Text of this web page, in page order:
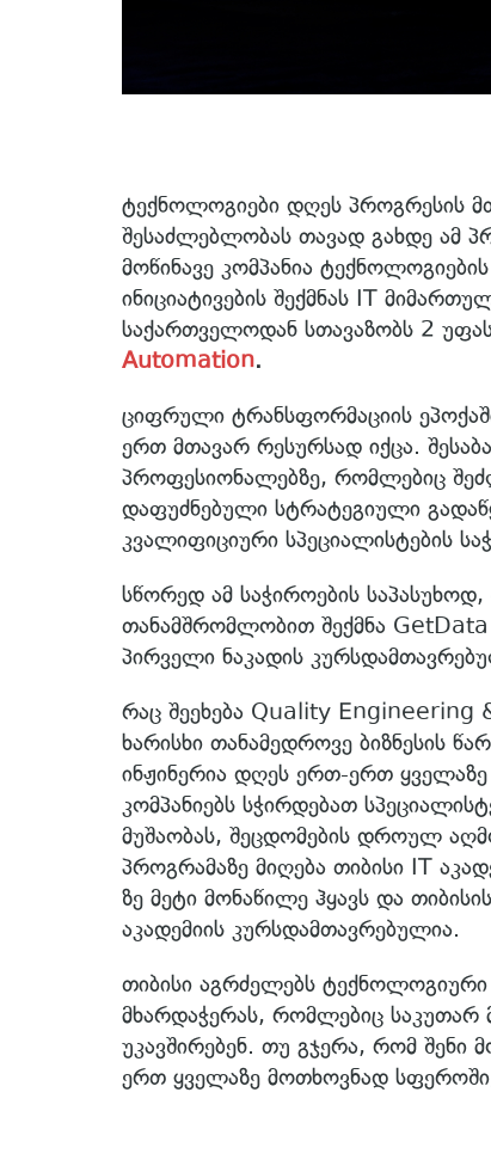
ტექნოლოგიები დღეს პროგრესის
შესაძლებლობას თავად გახდე ამ
მოწინავე კომპანია
ინიციატივების შექმნას IT
საქართველოდან სთავაზობს 2
Automation.
ციფრული ტრანსფორმაციის
ერთ მთავარ რესურსად იქცა.
პროფესიონალებზე, რომლებიც
დაფუძნებული სტრატეგიული
კვალიფიციური სპეციალისტების
სწორედ ამ საჭიროების
თანამშრომლობით შექმნა
პირველი ნაკადის
რაც შეეხება Quality
ხარისხი თანამედროვე ბიზნესის
ინჟინერია დღეს ერთ-ერთ
კომპანიებს სჭირდებათ
მუშაობას, შეცდომების დროულ
პროგრამაზე მიღება თიბისი IT
ზე მეტი მონაწილე ჰყავს და
აკადემიის კურსდამთავრებულია.
თიბისი აგრძელებს ტექნოლოგიური
მხარდაჭერას, რომლებიც საკუთარ
უკავშირებენ. თუ გჯერა, რომ შენი
ერთ ყველაზე მოთხოვნად